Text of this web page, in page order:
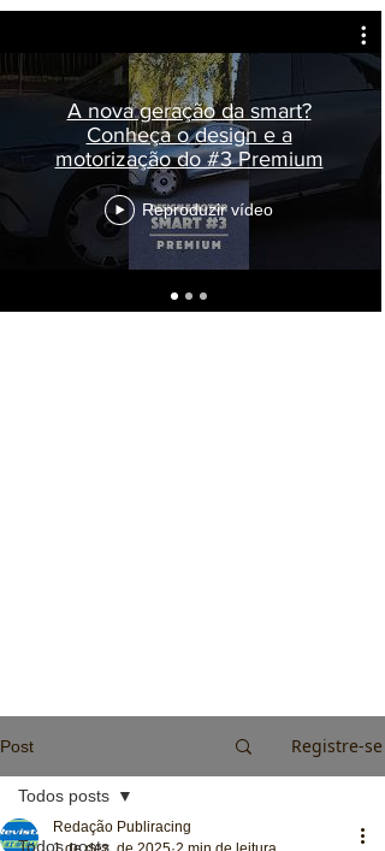
A nova geração da smart?
Conheça o design e a
motorização do #3 Premium
Reproduzir vídeo
Post Registre-se
Todos posts
Todos posts
Redação Publiracing